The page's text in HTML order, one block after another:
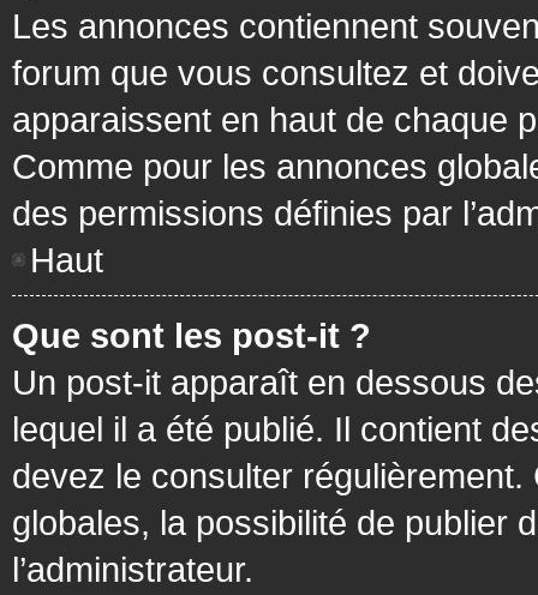
Les annonces contiennent
forum que vous consultez et
apparaissent en haut de chaque
Comme pour les annonces
des permissions définies par
Haut
Que sont les post-it ?
Un post-it apparaît en dessous
lequel il a été publié. Il contient
devez le consulter
globales, la possibilité de publier
l’administrateur.